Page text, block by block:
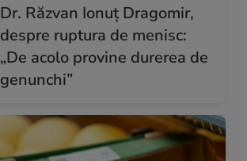
Dr. Răzvan Ionuţ Dragomir,
despre ruptura de menisc:
„De acolo provine durerea de
genunchi”